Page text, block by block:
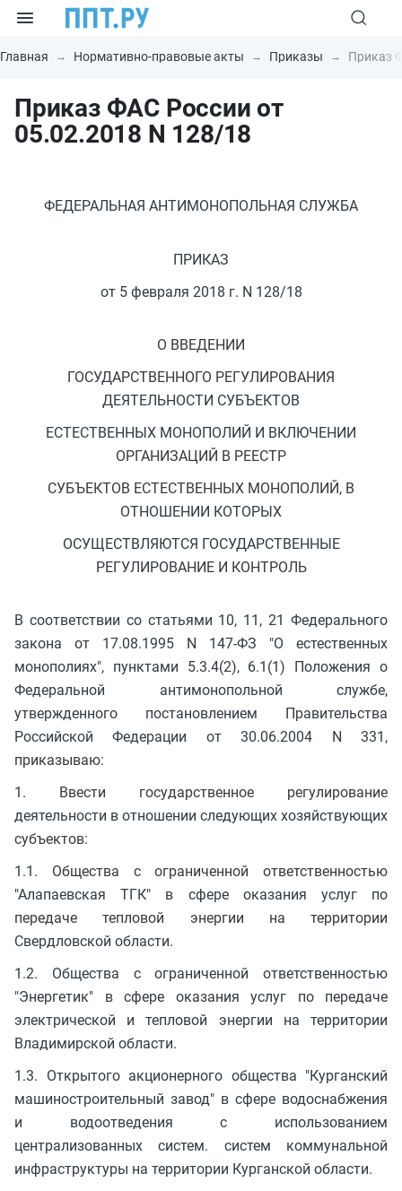
Главная Нормативно-правовые акты Приказы Приказ
Приказ ФАС России от
05.02.2018 N 128/18
ФЕДЕРАЛЬНАЯ АНТИМОНОПОЛЬНАЯ СЛУЖБА
ПРИКАЗ
от 5 февраля 2018 г. N 128/18
О ВВЕДЕНИИ
ГОСУДАРСТВЕННОГО РЕГУЛИРОВАНИЯ
ДЕЯТЕЛЬНОСТИ СУБЪЕКТОВ
ЕСТЕСТВЕННЫХ МОНОПОЛИЙ И ВКЛЮЧЕНИИ
ОРГАНИЗАЦИЙ В РЕЕСТР
СУБЪЕКТОВ ЕСТЕСТВЕННЫХ МОНОПОЛИЙ, В
ОТНОШЕНИИ КОТОРЫХ
ОСУЩЕСТВЛЯЮТСЯ ГОСУДАРСТВЕННЫЕ
РЕГУЛИРОВАНИЕ И КОНТРОЛЬ
В соответствии со статьями 10, 11, 21 Федерального
закона от 17.08.1995 N 147-ФЗ "О естественных
монополиях", пунктами 5.3.4(2), 6.1(1) Положения о
Федеральной антимонопольной службе,
утвержденного постановлением Правительства
Российской Федерации от 30.06.2004 N 331,
приказываю:
1. Ввести государственное регулирование
деятельности в отношении следующих хозяйствующих
субъектов:
1.1. Общества с ограниченной ответственностью
"Алапаевская ТГК" в сфере оказания услуг по
передаче тепловой энергии на территории
Свердловской области.
1.2. Общества с ограниченной ответственностью
"Энергетик" в сфере оказания услуг по передаче
электрической и тепловой энергии на территории
Владимирской области.
1.3. Открытого акционерного общества "Курганский
машиностроительный завод" в сфере водоснабжения
и водоотведения с использованием
централизованных систем. систем коммунальной
инфраструктуры на территории Курганской области.